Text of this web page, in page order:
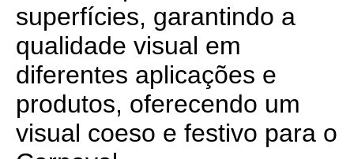
superfícies, garantindo a
qualidade visual em
diferentes aplicações e
produtos, oferecendo um
visual coeso e festivo para o